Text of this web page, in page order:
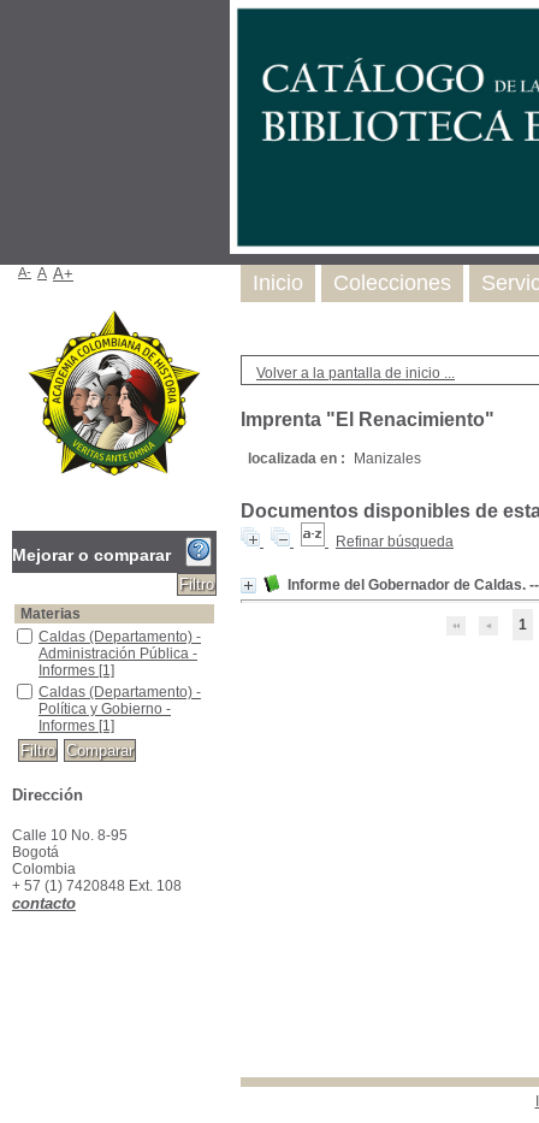
Volver a la pantalla de inicio ...
Imprenta "El Renacimiento"
localizada en : Manizales
Documentos disponibles de
Refinar búsqueda
Informe del Gobernador de Caldas. --
1
Inicio Colecciones
A- A A+
Mejorar o comparar
Materias
Caldas (Departamento) -Administración Pública -Informes
Caldas (Departamento) -
Administración Pública -
Informes [1]
Caldas (Departamento) -Política y Gobierno -Informes
Caldas (Departamento) -
Política y Gobierno -
Informes [1]
Dirección
Calle 10 No. 8-95
Bogotá
Colombia
+ 57 (1) 7420848 Ext. 108
contacto